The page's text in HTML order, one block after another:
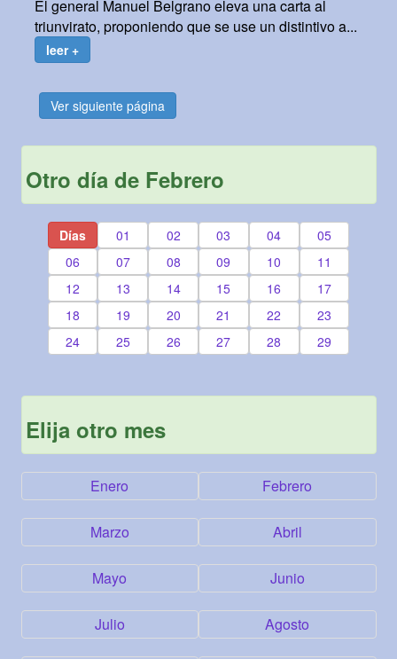
El general Manuel Belgrano eleva una carta al
triunvirato, proponiendo que se use un distintivo a...
leer +
Ver siguiente página
Otro día de Febrero
Días 01 02 03 04
05
06
07 08 09 10
11
12
13 14 15 16
17
18
19 20 21 22
23
24
25 26 27 28 29
Elija otro mes
Enero Febrero
Marzo Abril
Mayo Junio
Julio Agosto